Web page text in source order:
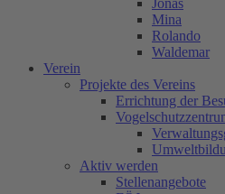
Mina
Rolando
Waldemar
Verein
Projekte des Vereins
Errichtung der
Aktiv werden
Stellenangebote